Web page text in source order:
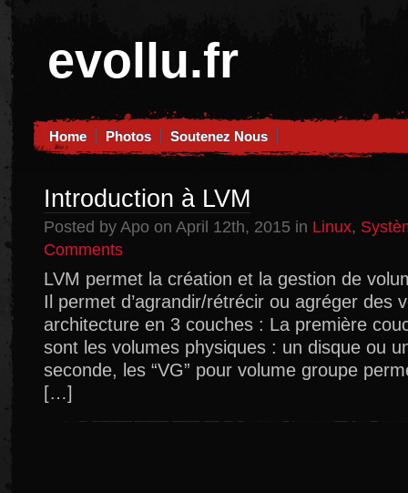
evollu.fr
Home Photos Soutenez Nous
Introduction à LVM
Posted by Apo on April 12th, 2015 in Linux,
Comments
à
LVM
LVM permet la création et la gestion de
Il permet d’agrandir/rétrécir ou agréger des
architecture en 3 couches : La première
sont les volumes physiques : un disque ou
seconde, les “VG” pour volume groupe
[…]